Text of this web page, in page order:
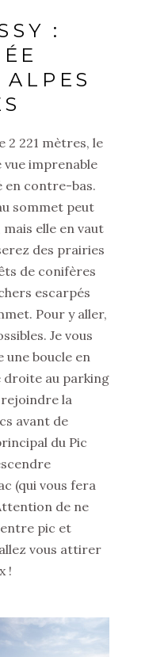
:
2 221 mètres, le
vue imprenable
en contre-bas.
sommet peut
elle en vaut
des prairies
de conifères
escarpés
Pour y aller,
Je vous
boucle en
droite au parking
rejoindre la
avant de
du Pic
(qui vous fera
de ne
pic et
vous attirer
!